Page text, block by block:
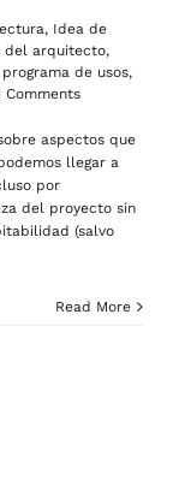
, Idea de
del arquitecto,
programa de usos,
Comments
aspectos que
llegar a
por
del proyecto sin
(salvo
Read More